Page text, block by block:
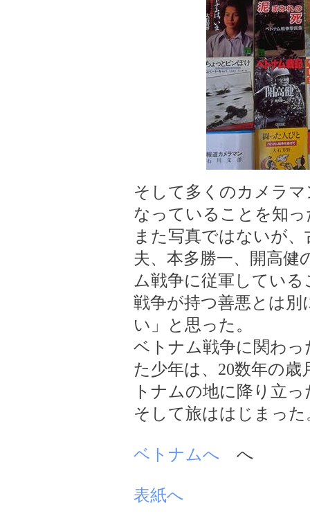
そして多くのカメラ
なっていることを知っ
また写真ではないが
夫、本多勝一、開高健
ム戦争に従軍してい
戦争が持つ善悪とは
い」と思った。
ベトナム戦争に関わ
た少年は、20数年の
トナムの地に降り立っ
そして旅ははじまった
ベトナムへ へ
表紙へ